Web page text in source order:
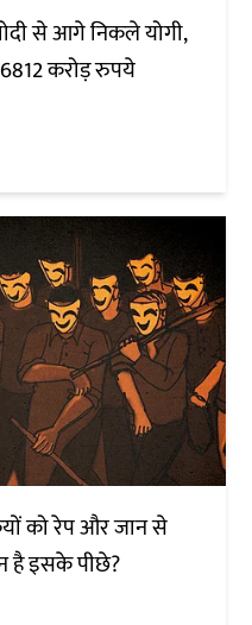
से आगे निकले योगी,
करोड़ रुपये
को रेप और जान से
है इसके पीछे?